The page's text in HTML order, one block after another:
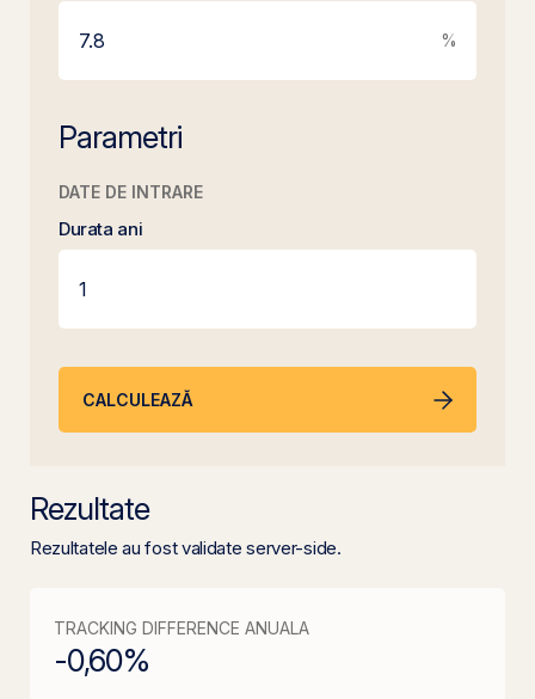
%
Parametri
DATE DE INTRARE
Durata ani
CALCULEAZĂ
Rezultate
Rezultatele au fost validate server-side.
TRACKING DIFFERENCE ANUALA
-0,60%